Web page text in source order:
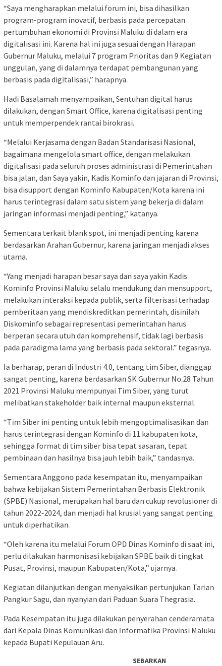
“Saya mengharapkan melalui forum ini, bisa dihasilkan
program-program inovatif, berbasis pada percepatan
pertumbuhan ekonomi di Provinsi Maluku di dalam era
digitalisasi ini. Karena hal ini juga sesuai dengan Harapan
Gubernur Maluku, melalui 7 program Prioritas dan 9 Kegiatan
unggulan, yang di dalamnya terdapat pembangunan yang
berbasis pada digitalisasi,” harapnya.
Hadi Basalamah menyampaikan, Sentuhan digital harus
dilakukan, dengan Smart Office, karena digitalisasi penting
untuk memperpendek rantai birokrasi.
“Melalui Kerjasama dengan Badan Standarisasi Nasional,
bagaimana mengelola smart office, dengan melakukan
digitalisasi pada seluruh proses administrasi di Pemerintahan
bisa jalan, dan Saya yakin, Kadis Kominfo dan jajaran di Provinsi,
bisa disupport dengan Kominfo Kabupaten/Kota karena ini
harus terintegrasi dalam satu sistem yang bekerja di dalam
jaringan informasi menjadi penting,” katanya.
Sementara terkait blank spot, ini menjadi penting karena
berdasarkan Arahan Gubernur, karena jaringan menjadi akses
utama.
“Yang menjadi harapan besar saya dan saya yakin Kadis
Kominfo Provinsi Maluku selalu mendukung dan mensupport,
melakukan interaksi kepada publik, serta filterisasi terhadap
pemberitaan yang mendiskreditkan pemerintah, disinilah
Diskominfo sebagai representasi pemerintahan harus
berperan secara utuh dan komprehensif, tidak lagi berbasis
pada paradigma lama yang berbasis pada sektoral.” tegasnya.
Ia berharap, peran di Industri 4.0, tentang tim Siber, dianggap
sangat penting, karena berdasarkan SK Gubernur No.28 Tahun
2021 Provinsi Maluku mempunyai Tim Siber, yang turut
melibatkan stakeholder baik internal maupun eksternal.
“Tim Siber ini penting untuk lebih mengoptimalisasikan dan
harus terintegrasi dengan Kominfo di 11 kabupaten kota,
sehingga format di tim siber bisa tepat sasaran, tepat
pembinaan dan hasilnya bisa jauh lebih baik,” tandasnya.
Sementara Anggono pada kesempatan itu, menyampaikan
bahwa kebijakan Sistem Pemerintahan Berbasis Elektronik
(SPBE) Nasional, merupakan hal baru dan cukup revolusioner di
tahun 2022-2024, dan menjadi hal krusial yang sangat penting
untuk diperhatikan.
“Oleh karena itu melalui Forum OPD Dinas Kominfo di saat ini,
perlu dilakukan harmonisasi kebijakan SPBE baik di tingkat
Pusat, Provinsi, maupun Kabupaten/Kota,” ujarnya.
Kegiatan dilanjutkan dengan menyaksikan pertunjukan Tarian
Pangkur Sagu, dan nyanyian dari Paduan Suara Thegrasia.
Pada Kesempatan itu juga dilakukan penyerahan cenderamata
dari Kepala Dinas Komunikasi dan Informatika Provinsi Maluku
kepada Bupati Kepulauan Aru.
SEBARKAN